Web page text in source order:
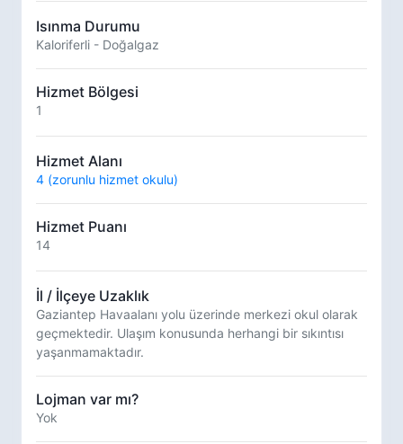
Isınma Durumu
Kaloriferli - Doğalgaz
Hizmet Bölgesi
1
Hizmet Alanı
4 (zorunlu hizmet okulu)
Hizmet Puanı
14
İl / İlçeye Uzaklık
Gaziantep Havaalanı yolu üzerinde merkezi okul olarak
geçmektedir. Ulaşım konusunda herhangi bir sıkıntısı
yaşanmamaktadır.
Lojman var mı?
Yok